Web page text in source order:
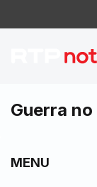
Guerra
MENU